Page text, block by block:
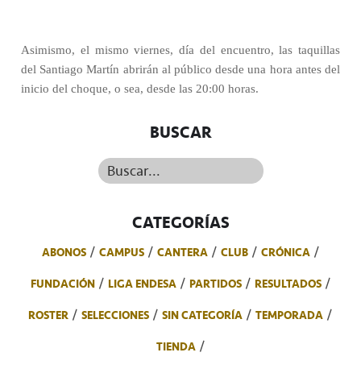
Asimismo, el mismo viernes, día del encuentro, las taquillas
del Santiago Martín abrirán al público desde una hora antes del
inicio del choque, o sea, desde las 20:00 horas.
BUSCAR
Buscar...
CATEGORÍAS
ABONOS CAMPUS CANTERA CLUB
CRÓNICA
FUNDACIÓN
LIGA ENDESA PARTIDOS
RESULTADOS
ROSTER
SELECCIONES SIN CATEGORÍA
TEMPORADA
TIENDA